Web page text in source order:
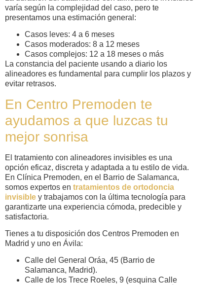
varía según la complejidad del caso, pero te
presentamos una estimación general:
Casos leves: 4 a 6 meses
Casos moderados: 8 a 12 meses
Casos complejos: 12 a 18 meses o más
La constancia del paciente usando a diario los
alineadores es fundamental para cumplir los plazos y
evitar retrasos.
En Centro Premoden te
ayudamos a que luzcas tu
mejor sonrisa
El tratamiento con alineadores invisibles es una
opción eficaz, discreta y adaptada a tu estilo de vida.
En Clínica Premoden, en el Barrio de Salamanca,
somos expertos en tratamientos de ortodoncia
invisible y trabajamos con la última tecnología para
garantizarte una experiencia cómoda, predecible y
satisfactoria.
Tienes a tu disposición dos Centros Premoden en
Madrid y uno en Ávila:
Calle del General Oráa, 45 (Barrio de
Salamanca, Madrid).
Calle de los Trece Roeles, 9 (esquina Calle